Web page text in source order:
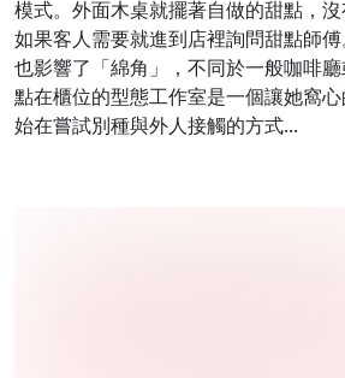
模式。外面木桌就擺著自做的甜點，沒
如果客人需要就進到店裡詢問甜點師
也影響了「綿角」，不同於一般咖啡
點在櫃位的型態工作室是一個讓她窩
始在嘗試別種與外人接觸的方式...